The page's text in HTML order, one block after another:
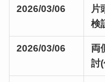
2026/03/06
片
検
2026/03/06
両
討